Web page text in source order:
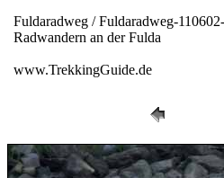
Fuldaradweg / Fuldaradweg-
Radwandern an der Fulda
www.TrekkingGuide.de